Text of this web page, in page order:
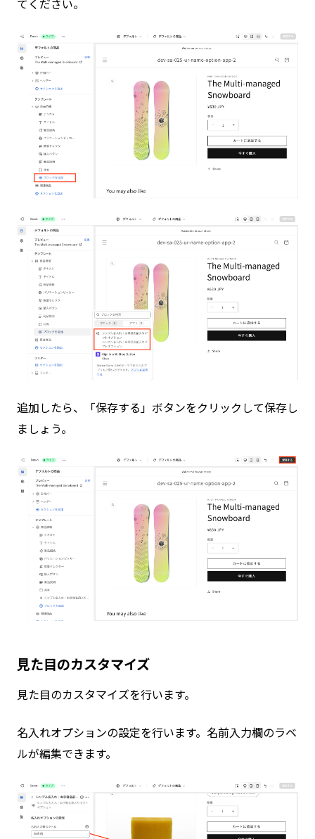
てください。
追加したら、「保存する」ボタンをクリックして保存し
ましょう。
見た目のカスタマイズ
見た目のカスタマイズを行います。
名入れオプションの設定を行います。名前入力欄のラベ
ルが編集できます。